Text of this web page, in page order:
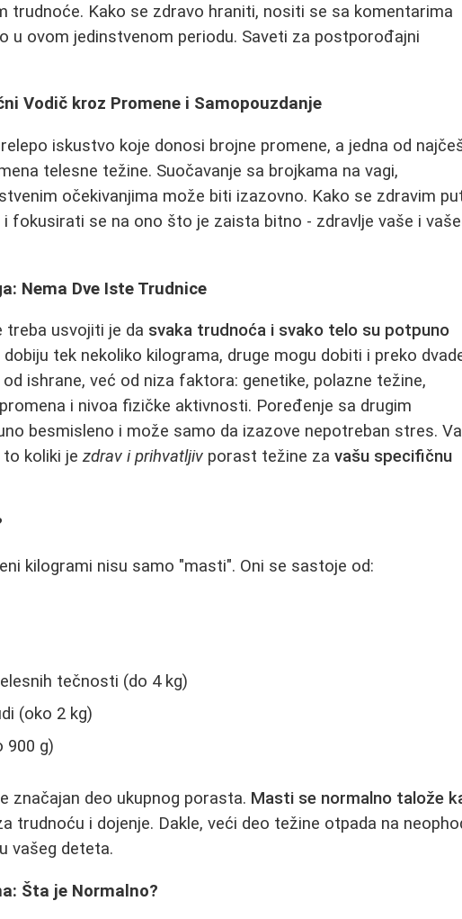
trudnoće. Kako se zdravo hraniti, nositi se sa komentarima
u ovom jedinstvenom periodu. Saveti za postporođajni
Vodič kroz Promene i Samopouzdanje
iskustvo koje donosi brojne promene, a jedna od
telesne težine. Suočavanje sa brojkama na vagi,
očekivanjima može biti izazovno. Kako se zdravim
fokusirati se na ono što je zaista bitno - zdravlje vaše i
Nema Dve Iste Trudnice
treba usvojiti je da svaka trudnoća i svako telo su potpuno
dobiju tek nekoliko kilograma, druge mogu dobiti i preko
ishrane, već od niza faktora: genetike, polazne težine,
i nivoa fizičke aktivnosti. Poređenje sa drugim
besmisleno i može samo da izazove nepotreban stres.
to koliki jezdrav i prihvatljiv porast težine zavašu specifičnu
kilogrami nisu samo "masti". Oni se sastoje od:
tečnosti (do 4 kg)
(oko 2 kg)
900 g)
značajan deo ukupnog porasta. Masti se normalno talože
trudnoću i dojenje. Dakle, veći deo težine otpada na
vašeg deteta.
Šta je Normalno?